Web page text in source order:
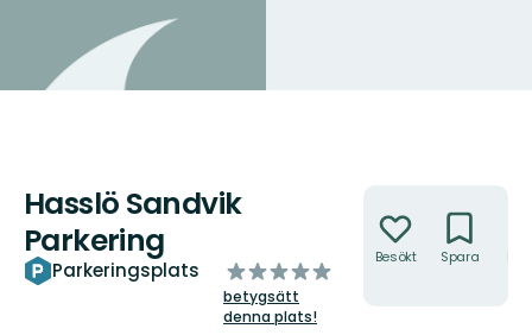
Hasslö Sandvik
Parkering
Parkeringsplats
av
5
stjärnor
betygsätt
denna plats!
Besökt Spara